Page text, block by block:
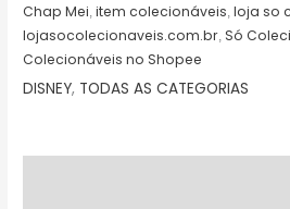
Chap Mei ,item colecionáveis ,loja so
lojasocolecionaveis.com.br ,Só
Colecionáveis no Shopee
DISNEY, TODAS AS CATEGORIAS